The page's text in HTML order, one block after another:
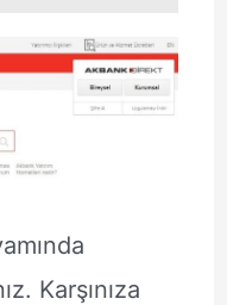
Karşınıza